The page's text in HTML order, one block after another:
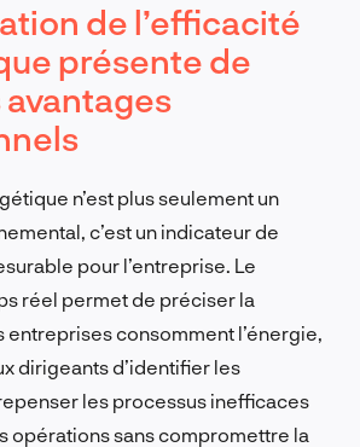
de l’efficacité
présente de
n’est plus seulement un
c’est un indicateur de
pour l’entreprise. Le
réel permet de préciser la
entreprises consomment l’énergie,
dirigeants d’identifier les
les processus inefficaces
opérations sans compromettre la